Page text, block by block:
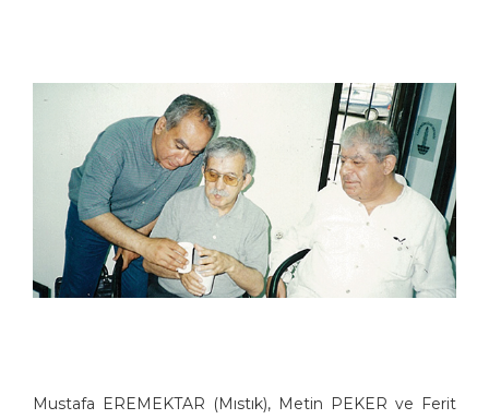
Mustafa EREMEKTAR (Mıstık), Metin PEKER ve Ferit